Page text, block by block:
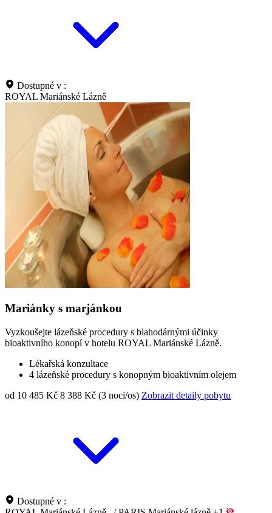
Dostupné v :
ROYAL Mariánské Lázně
Mariánky s marjánkou
Vyzkoušejte lázeňské procedury s blahodárnými účinky
bioaktivního konopí v hotelu ROYAL Mariánské Lázně.
Lékařská konzultace
4 lázeňské procedury s konopným bioaktivním olejem
od 10 485 Kč 8 388 Kč (3 noci/os) Zobrazit detaily pobytu
Dostupné v :